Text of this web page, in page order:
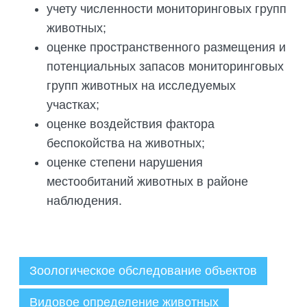
ОБОСНОВАНИЙ
ОРГАНИЗАЦИЯ ТРЕНИНГОВ И
СЕМИНАРОВ, ПОЛЕВЫХ ЭКСКУРСИЙ
ОРГАНИЗАЦИЯ ПОЛЕВЫХ ПРАКТИК,
СТАЖИРОВОК
СОВМЕСТНО С НАУЧНЫМ
ОБЩЕСТВОМ ТЕТИС
СЕЛЕВИНИЯ
учету численности мониторинговых групп
животных;
оценке пространственного размещения и
потенциальных запасов мониторинговых
групп животных на исследуемых
участках;
оценке воздействия фактора
беспокойства на животных;
оценке степени нарушения
местообитаний животных в районе
наблюдения.
Зоологическое обследование объектов
Видовое определение животных